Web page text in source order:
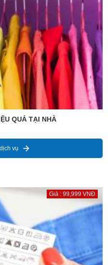
QUẢ TẠI NHÀ
vụ
Giá : 99,999 VNĐ